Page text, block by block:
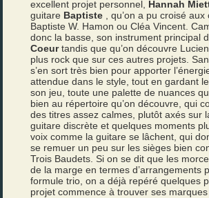
excellent projet personnel, Hannah
guitare Baptiste
, qu’on a pu croisé
Baptiste W. Hamon ou Cléa Vincent.
donc la basse, son instrument principal
Coeurtandis que qu’on découvre
plus rock que sur ces autres projets.
s’en sort très bien pour apporter
attendue dans le style, tout en gardant
son jeu, toute une palette de nuances
bien au répertoire qu’on découvre, qui
des titres assez calmes, plutôt axés sur
guitare discrète et quelques moments
voix comme la guitare se lâchent, qui
se remuer un peu sur les sièges bien
Trois Baudets. Si on se dit que les
de la marge en termes d’arrangements
formule trio, on a déjà repéré quelques
projet commence à trouver ses marques